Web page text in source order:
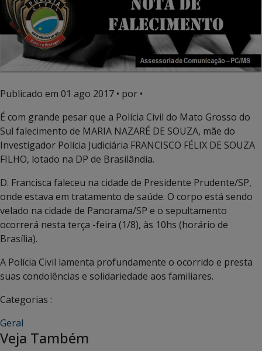
Publicado em 01 ago 2017 • por •
É com grande pesar que a Polícia Civil do Mato Grosso do
Sul falecimento de MARIA NAZARÉ DE SOUZA, mãe do
Investigador Polícia Judiciária FRANCISCO FÉLIX DE SOUZA
FILHO, lotado na DP de Brasilândia.
D. Francisca faleceu na cidade de Presidente Prudente/SP,
onde estava em tratamento de saúde. O corpo está sendo
velado na cidade de Panorama/SP e o sepultamento
ocorrerá nesta terça -feira (1/8), às 10hs (horário de
Brasília).
A Polícia Civil lamenta profundamente o ocorrido e presta
suas condolências e solidariedade aos familiares.
Categorias :
Geral
Veja Também